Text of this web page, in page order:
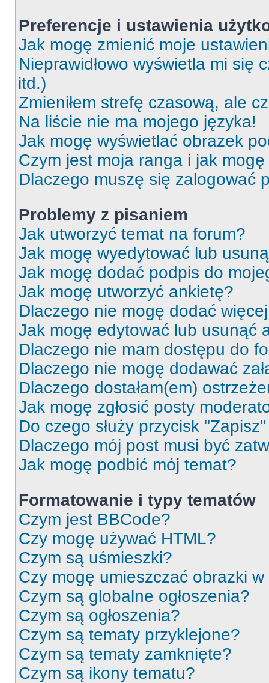
Preferencje i ustawienia
Jak mogę zmienić moje
Nieprawidłowo wyświetla mi się
itd.)
Zmieniłem strefę czasową, ale
Na liście nie ma mojego języka!
Jak mogę wyświetlać obrazek
Czym jest moja ranga i jak
Dlaczego muszę się zalogować
Problemy z pisaniem
Jak utworzyć temat na forum?
Jak mogę wyedytować lub
Jak mogę dodać podpis do
Jak mogę utworzyć ankietę?
Dlaczego nie mogę dodać
Jak mogę edytować lub usunąć
Dlaczego nie mam dostępu do
Dlaczego nie mogę dodawać
Dlaczego dostałam(em)
Jak mogę zgłosić posty
Do czego służy przycisk
Dlaczego mój post musi być
Jak mogę podbić mój temat?
Formatowanie i typy tematów
Czym jest BBCode?
Czy mogę używać HTML?
Czym są uśmieszki?
Czy mogę umieszczać obrazki
Czym są globalne ogłoszenia?
Czym są ogłoszenia?
Czym są tematy przyklejone?
Czym są tematy zamknięte?
Czym są ikony tematu?